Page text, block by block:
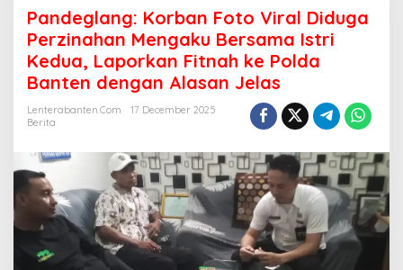
Foto
Viral
Diduga
Perzinahan
Mengaku
Bersama
Istri
Fitnah
ke
Polda
Banten
dengan
Alasan
Jelas
Pandeglang: Korban Foto Viral Diduga
Perzinahan Mengaku Bersama Istri
Kedua, Laporkan Fitnah ke Polda
Banten dengan Alasan Jelas
Lenterabanten.com
17 December 2025
Berita